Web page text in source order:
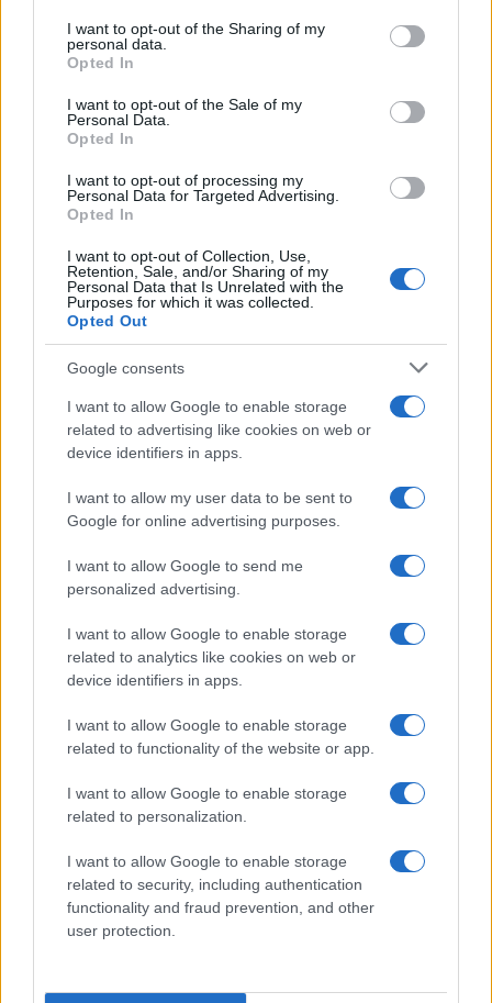
disclose it to other third parties.
Please note that this website/app uses one or more Google
services and may gather and store information including but
not limited to your visit or usage behaviour. You may click to
grant or deny consent to Google and its third-party tags to
consent section.
I want to opt-out of the Sharing of my
personal data.
Opted In
I want to opt-out of the Sale of my
Personal Data.
Opted In
I want to opt-out of processing my
Personal Data for Targeted Advertising.
Opted In
I want to opt-out of Collection, Use,
Retention, Sale, and/or Sharing of my
Personal Data that Is Unrelated with the
Purposes for which it was collected.
Opted Out
Google consents
I want to allow Google to enable storage
related to advertising like cookies on web or
device identifiers in apps.
I want to allow my user data to be sent to
Google for online advertising purposes.
I want to allow Google to send me
personalized advertising.
I want to allow Google to enable storage
related to analytics like cookies on web or
device identifiers in apps.
I want to allow Google to enable storage
related to functionality of the website or app.
I want to allow Google to enable storage
related to personalization.
I want to allow Google to enable storage
related to security, including authentication
functionality and fraud prevention, and other
user protection.
CHI SIAMO CONTATTI PUBBLICITÀ LAVORA CON NOI
OTTO CHANNEL
Iscritto al Registro degli Operatori di Comunicazione n. 37512